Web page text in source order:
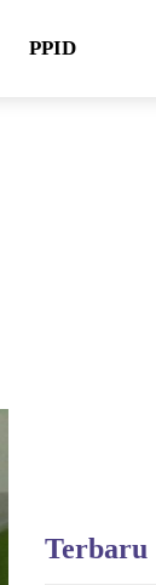
PPID
Terbaru